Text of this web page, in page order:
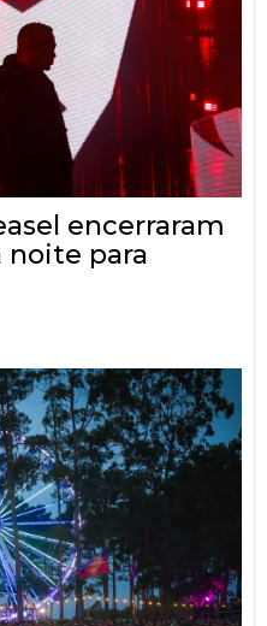
encerraram
noite para